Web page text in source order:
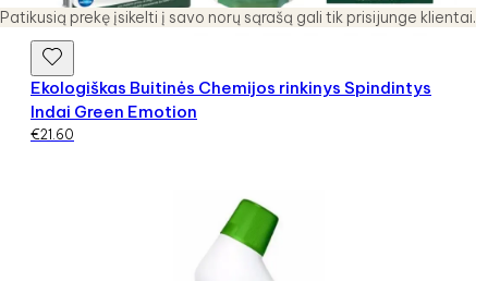
Patikusią prekę įsikelti į savo norų sąrašą gali tik prisijunge klientai.
Ekologiškas Buitinės Chemijos rinkinys Spindintys
Indai Green Emotion
€21.60